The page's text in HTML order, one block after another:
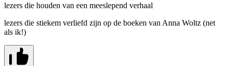
lezers die houden van een meeslepend verhaal
lezers die stiekem verliefd zijn op de boeken van Anna Woltz (net
als ik!)